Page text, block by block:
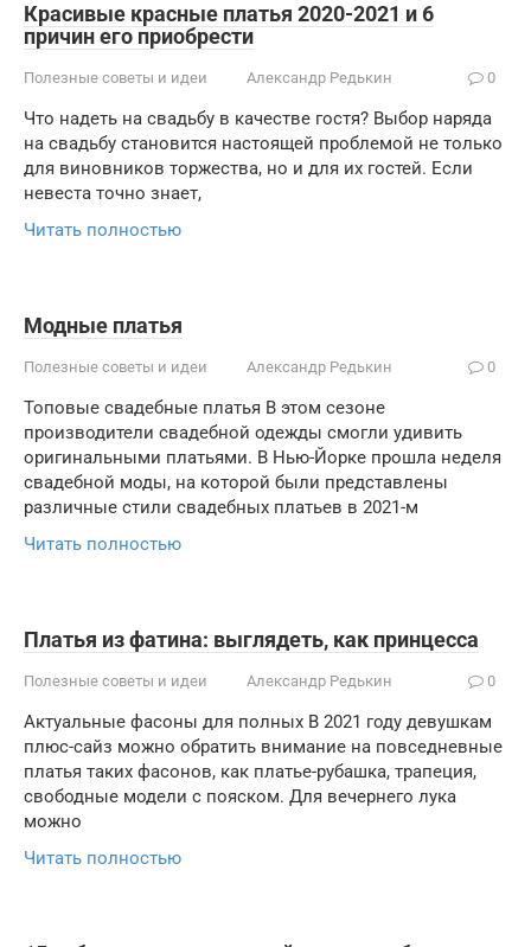
Красивые красные платья 2020-2021 и 6
причин его приобрести
Полезные советы и идеи Александр Редькин 0
Что надеть на свадьбу в качестве гостя? Выбор наряда
на свадьбу становится настоящей проблемой не только
для виновников торжества, но и для их гостей. Если
невеста точно знает,
Читать полностью
Модные платья
Полезные советы и идеи Александр Редькин 0
Топовые свадебные платья В этом сезоне
производители свадебной одежды смогли удивить
оригинальными платьями. В Нью-Йорке прошла неделя
свадебной моды, на которой были представлены
различные стили свадебных платьев в 2021-м
Читать полностью
Платья из фатина: выглядеть, как принцесса
Полезные советы и идеи Александр Редькин 0
Актуальные фасоны для полных В 2021 году девушкам
плюс-сайз можно обратить внимание на повседневные
платья таких фасонов, как платье-рубашка, трапеция,
свободные модели с пояском. Для вечернего лука
можно
Читать полностью